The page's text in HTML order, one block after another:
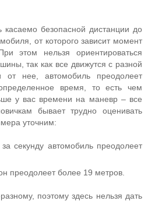
касаемо безопасной дистанции до
от которого зависит момент
этом нельзя ориентироваться
так как все движутся с разной
от нее, автомобиль преодолеет
время, то есть чем
у вас времени на маневр – все
бывает трудно оценивать
уточним:
секунду автомобиль преодолеет
преодолеет более 19 метров.
поэтому здесь нельзя дать